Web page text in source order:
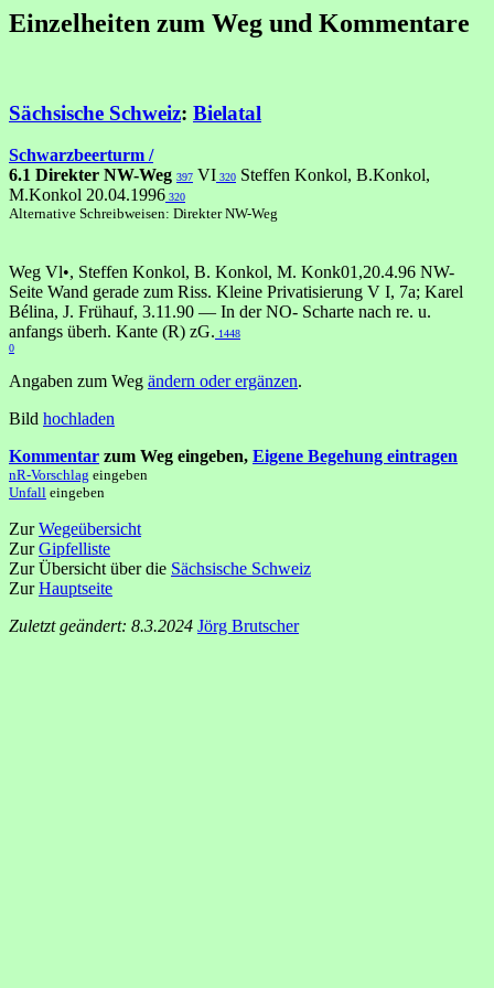
Einzelheiten zum Weg und Kommentare
Sächsische Schweiz: Bielatal
Schwarzbeerturm /
6.1 Direkter NW-Weg 397 VI 320 Steffen Konkol, B.Konkol,
M.Konkol 20.04.1996 320
Alternative Schreibweisen: Direkter NW-Weg
Weg Vl•, Steffen Konkol, B. Konkol, M. Konk01,20.4.96 NW-
Seite Wand gerade zum Riss. Kleine Privatisierung V I, 7a; Karel
Bélina, J. Frühauf, 3.11.90 — In der NO- Scharte nach re. u.
anfangs überh. Kante (R) zG. 1448
0
Angaben zum Weg ändern oder ergänzen.
Bild hochladen
Kommentar zum Weg eingeben, Eigene Begehung eintragen
nR-Vorschlag eingeben
Unfall eingeben
ZurWegeübersicht
ZurGipfelliste
Zur Übersicht über die Sächsische Schweiz
ZurHauptseite
Zuletzt geändert: 8.3.2024 Jörg Brutscher